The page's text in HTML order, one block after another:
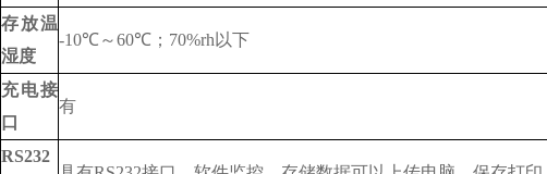
存放温
湿度
-10℃～60℃；70%rh以下
充电接
口
有
RS232